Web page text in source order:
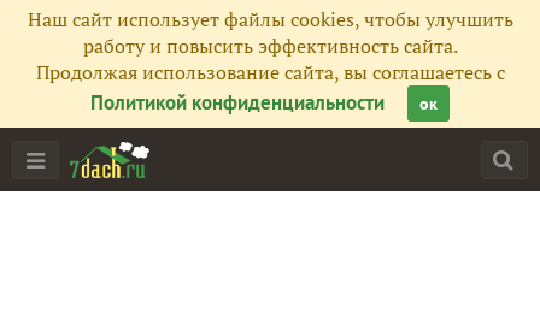
Наш сайт использует файлы cookies, чтобы улучшить
работу и повысить эффективность сайта.
Продолжая использование сайта, вы соглашаетесь с
Политикой конфиденциальности
ок